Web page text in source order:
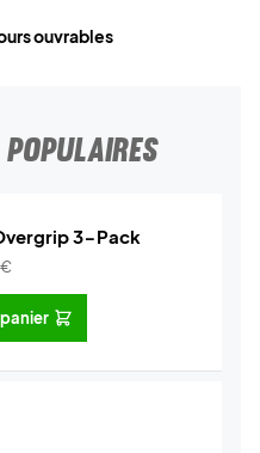
ouvrables
3-Pack
€